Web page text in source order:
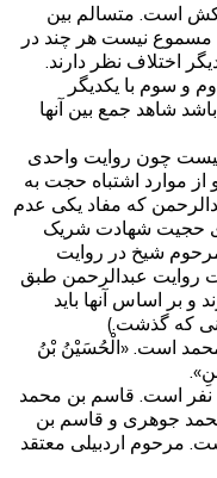
است. متسالم بین
مسموع نیست هر چند در
اختلاف نظر دارند.
و سوم با یکدیگر
شاهد جمع بین آنها
نیست چون روایت واحدی
موارد اشتباه حجت به
که مفاد یکی عدم
حجیت شهادت شریک
شیخ در روایت
روایت عبدالرحمن طبق
و بر اساس آنها باید
که گذشت.)
است. «الْحُسَيْنُ بْنُ
نفر است. قاسم بن محمد
جوهری و قاسم بن
مرحوم اردبیلی معتقد